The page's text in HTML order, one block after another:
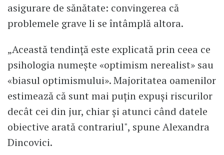
asigurare de sănătate: convingerea că
problemele grave li se întâmplă altora.
„Această tendință este explicată prin ceea ce
psihologia numește «optimism nerealist» sau
«biasul optimismului». Majoritatea oamenilor
estimează că sunt mai puțin expuși riscurilor
decât cei din jur, chiar și atunci când datele
obiective arată contrariul", spune Alexandra
Dincovici.